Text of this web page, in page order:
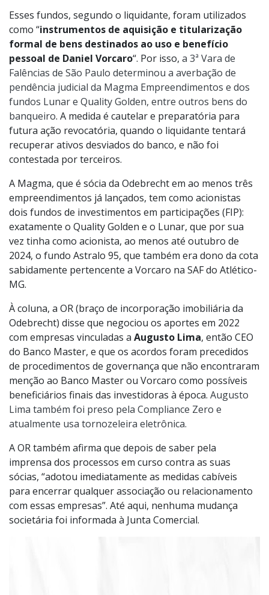
Esses fundos, segundo o liquidante, foram utilizados
como “instrumentos de aquisição e titularização
formal de bens destinados ao uso e benefício
pessoal de Daniel Vorcaro“. Por isso, a 3ª Vara de
Falências de São Paulo determinou a averbação de
pendência judicial da Magma Empreendimentos e dos
fundos Lunar e Quality Golden, entre outros bens do
banqueiro. A medida é cautelar e preparatória para
futura ação revocatória, quando o liquidante tentará
recuperar ativos desviados do banco, e não foi
contestada por terceiros.
A Magma, que é sócia da Odebrecht em ao menos três
empreendimentos já lançados, tem como acionistas
dois fundos de investimentos em participações (FIP):
exatamente o Quality Golden e o Lunar, que por sua
vez tinha como acionista, ao menos até outubro de
2024, o fundo Astralo 95, que também era dono da cota
sabidamente pertencente a Vorcaro na SAF do Atlético-
MG.
À coluna, a OR (braço de incorporação imobiliária da
Odebrecht) disse que negociou os aportes em 2022
com empresas vinculadas a Augusto Lima, então CEO
do Banco Master, e que os acordos foram precedidos
de procedimentos de governança que não encontraram
menção ao Banco Master ou Vorcaro como possíveis
beneficiários finais das investidoras à época. Augusto
Lima também foi preso pela Compliance Zero e
atualmente usa tornozeleira eletrônica.
A OR também afirma que depois de saber pela
imprensa dos processos em curso contra as suas
sócias, “adotou imediatamente as medidas cabíveis
para encerrar qualquer associação ou relacionamento
com essas empresas”. Até aqui, nenhuma mudança
societária foi informada à Junta Comercial.